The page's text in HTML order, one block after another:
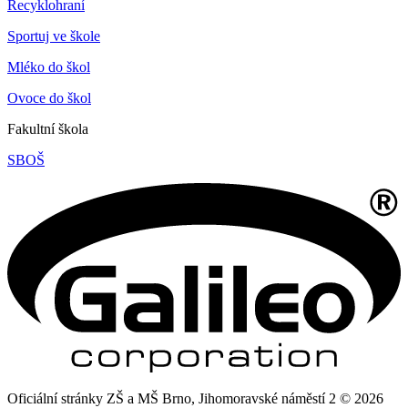
Recyklohraní
Sportuj ve škole
Mléko do škol
Ovoce do škol
Fakultní škola
SBOŠ
Oficiální stránky ZŠ a MŠ Brno, Jihomoravské náměstí 2 © 2026